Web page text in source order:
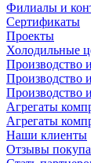
Филиалы и
Сертификаты
Проекты
Холодильные
Производство
Производство
Производство
Агрегаты
Агрегаты
Наши клиенты
Отзывы